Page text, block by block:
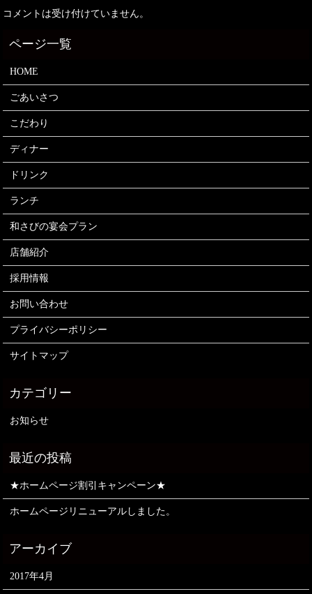
コメントは受け付けていません。
HOME
ごあいさつ
こだわり
ディナー
ドリンク
ランチ
和さびの宴会プラン
店舗紹介
採用情報
お問い合わせ
プライバシーポリシー
サイトマップ
お知らせ
★ホームページ割引キャンペーン★
ホームページリニューアルしました。
2017年4月